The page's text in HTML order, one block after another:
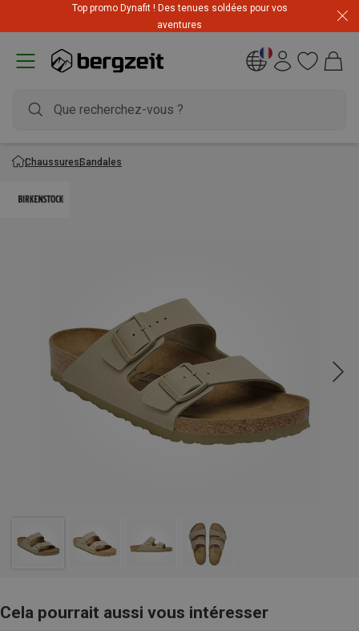
Prix imbattables ! Jusqu'à -60 % pendant les soldes d'été
Top promo Dynafit ! Des tenues soldées pour vos
aventures
ChaussuresSandales
Cela pourrait aussi vous intéresser